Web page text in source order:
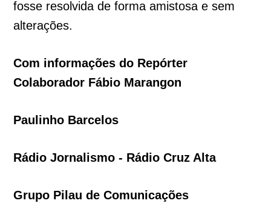
fosse resolvida de forma amistosa e sem
alterações.
Com informações do Repórter
Colaborador Fábio Marangon
Paulinho Barcelos
Rádio Jornalismo - Rádio Cruz Alta
Grupo Pilau de Comunicações